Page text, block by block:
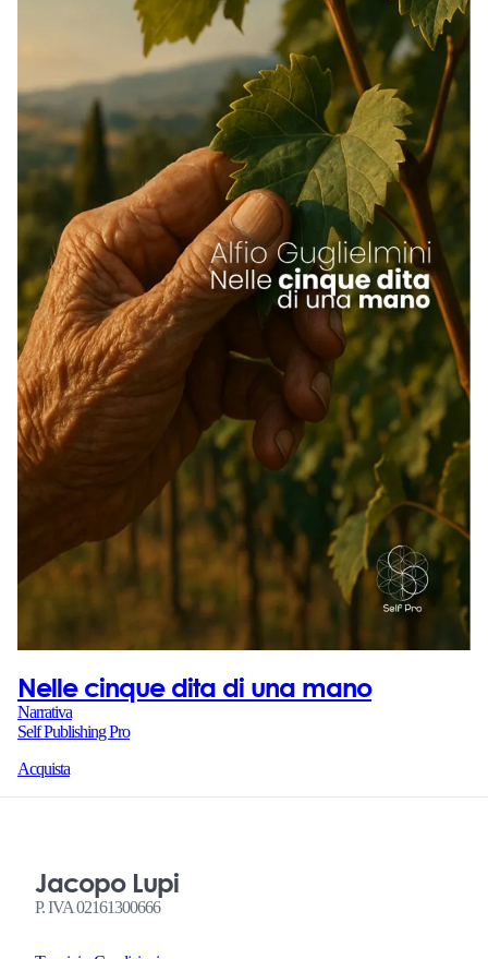
Nelle cinque dita di una mano
Narrativa
Self Publishing Pro
Acquista
Jacopo Lupi
P. IVA 02161300666